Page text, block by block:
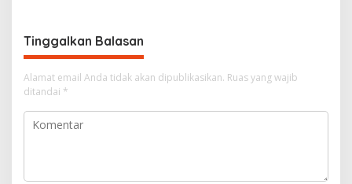
g
a
s
i
p
Tinggalkan Balasan
Alamat email Anda tidak akan dipublikasikan. Ruas yang wajib
ditandai *